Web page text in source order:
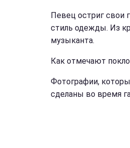
Певец остриг свои
стиль одежды. Из
музыканта.
Как отмечают
Фотографии,
сделаны во время